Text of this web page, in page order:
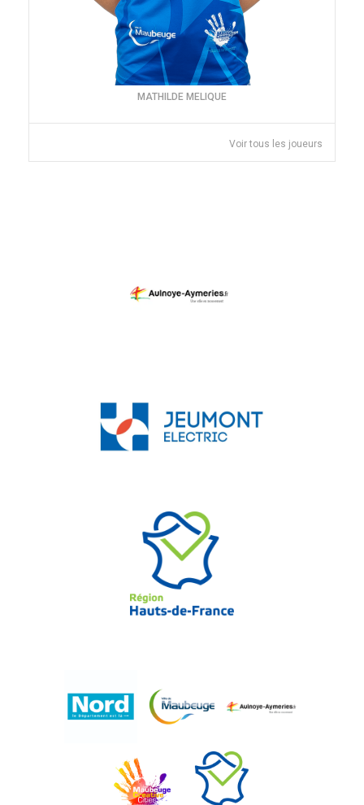
MATHILDE MELIQUE
Voir tous les joueurs